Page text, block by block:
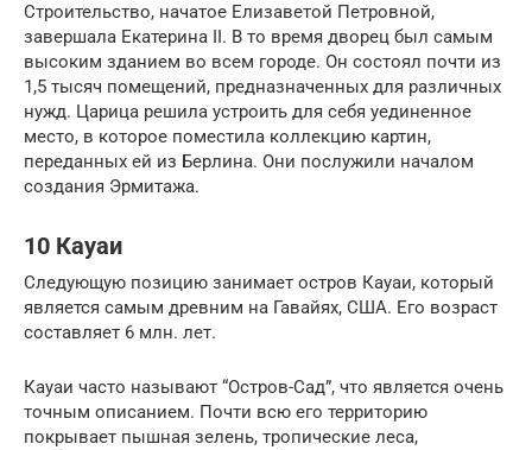
Строительство, начатое Елизаветой Петровной,
завершала Екатерина II. В то время дворец был самым
высоким зданием во всем городе. Он состоял почти из
1,5 тысяч помещений, предназначенных для различных
нужд. Царица решила устроить для себя уединенное
место, в которое поместила коллекцию картин,
переданных ей из Берлина. Они послужили началом
создания Эрмитажа.
10 Кауаи
Следующую позицию занимает остров Кауаи, который
является самым древним на Гавайях, США. Его возраст
составляет 6 млн. лет.
Кауаи часто называют “Остров-Сад”, что является очень
точным описанием. Почти всю его территорию
покрывает пышная зелень, тропические леса,